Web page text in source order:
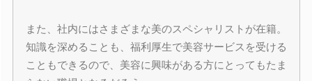
また、社内にはさまざまな美のスペシャリストが在籍。
知識を深めることも、福利厚生で美容サービスを受ける
こともできるので、美容に興味がある方にとってもたま